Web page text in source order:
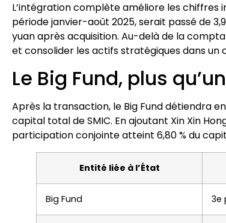
L’intégration complète améliore les
période janvier-août 2025, serait passé de
yuan après acquisition. Au-delà de la
et consolider les actifs stratégiques dans
Le Big Fund, plus
Après la transaction, le Big Fund détiendra
capital total de SMIC. En ajoutant Xin Xin
participation conjointe atteint 6,80 % du
Entité liée à l’État
Big Fund 3e